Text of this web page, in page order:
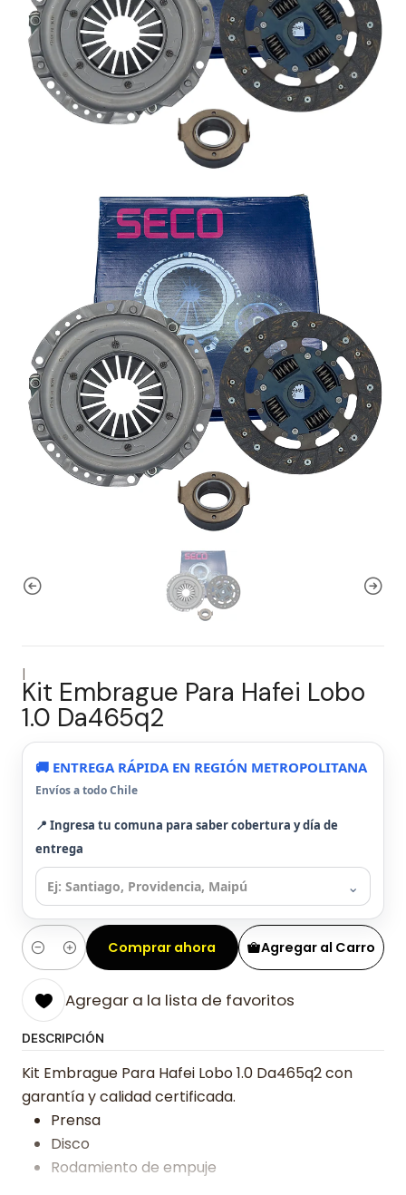
|
Kit Embrague Para Hafei Lobo
1.0 Da465q2
🚚 ENTREGA RÁPIDA EN REGIÓN METROPOLITANA
Envíos a todo Chile
📍 Ingresa tu comuna para saber cobertura y día de
entrega
⌄
Cantidad
Agregar al Carro
Comprar ahora
Agregar a la lista de favoritos
DESCRIPCIÓN
Kit Embrague Para Hafei Lobo 1.0 Da465q2 con
garantía y calidad certificada.
Prensa
Disco
Rodamiento de empuje